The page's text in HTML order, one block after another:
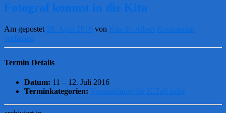
Fotograf kommt in die Kita
Am gepostet 28. April 2016 von Kita St. Albert Kommentar
verfassen
Termin Details
Datum: 11 – 12. Juli 2016
Terminkategorien: Veranstaltung für KiTaKinder